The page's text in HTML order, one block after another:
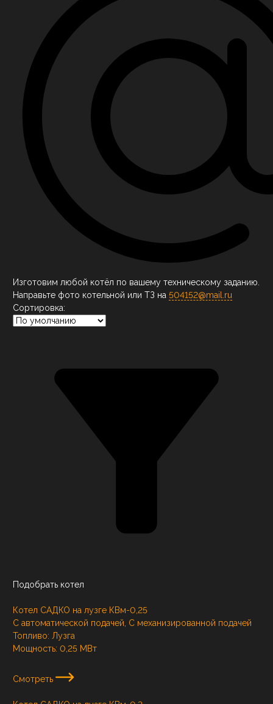
Изготовим любой котёл по вашему техническому заданию.
Направьте фото котельной или ТЗ на 504152@mail.ru
Сортировка:
Подобрать котел
Котел САДКО на лузге КВм-0,25
С автоматической подачей, С механизированной подачей
Топливо: Лузга
Мощность: 0,25 МВт
Смотреть